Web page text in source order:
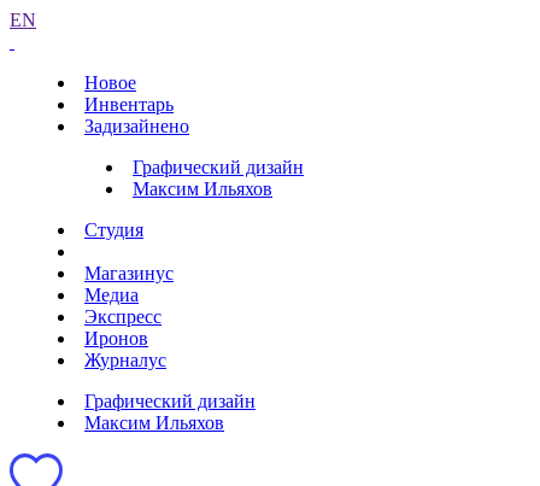
EN
Новое
Инвентарь
Задизайнено
Графический дизайн
Максим Ильяхов
Студия
Магазинус
Медиа
Экспресс
Иронов
Журналус
Графический дизайн
Максим Ильяхов